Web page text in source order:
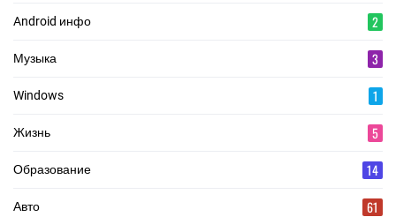
Android инфо 2
Музыка 3
Windows 1
Жизнь 5
Образование 14
Авто 61